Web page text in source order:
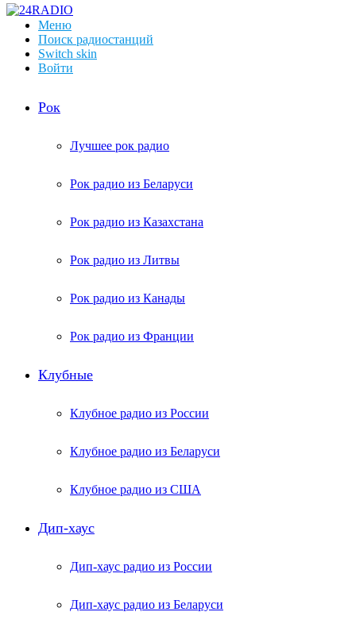
Меню
Поиск радиостанций
Switch skin
Войти
Рок
Лучшее рок радио
Рок радио из Беларуси
Рок радио из Казахстана
Рок радио из Литвы
Рок радио из Канады
Рок радио из Франции
Клубные
Клубное радио из России
Клубное радио из Беларуси
Клубное радио из США
Дип-хаус
Дип-хаус радио из России
Дип-хаус радио из Беларуси